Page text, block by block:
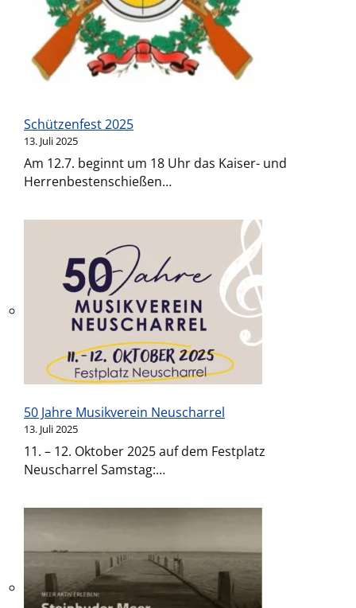
Schützenfest 2025
13. Juli 2025
Am 12.7. beginnt um 18 Uhr das Kaiser- und
Herrenbestenschießen…
50 Jahre Musikverein Neuscharrel
13. Juli 2025
11. – 12. Oktober 2025 auf dem Festplatz
Neuscharrel Samstag:…